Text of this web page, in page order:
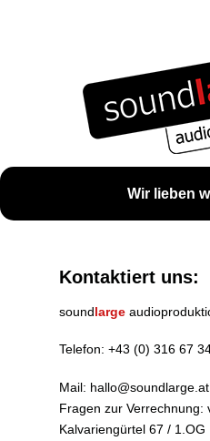
Wir lieben
Kontaktiert uns:
soundlarge
Telefon: +43 (0) 316 67
Mail: hallo@soundlarge.at
Fragen zur Verrechnung:
Kalvariengürtel 67 / 1.OG